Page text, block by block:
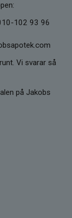
102 93 96
Vi svarar så
på Jakobs